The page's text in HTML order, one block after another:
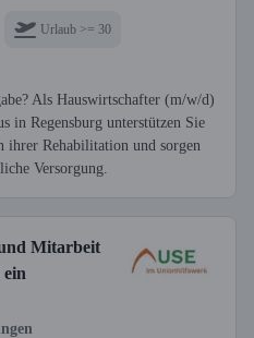
Urlaub >= 30
Als Hauswirtschafter (m/w/d)
in Regensburg unterstützen Sie
ihrer Rehabilitation und sorgen
Versorgung.
Mitarbeit